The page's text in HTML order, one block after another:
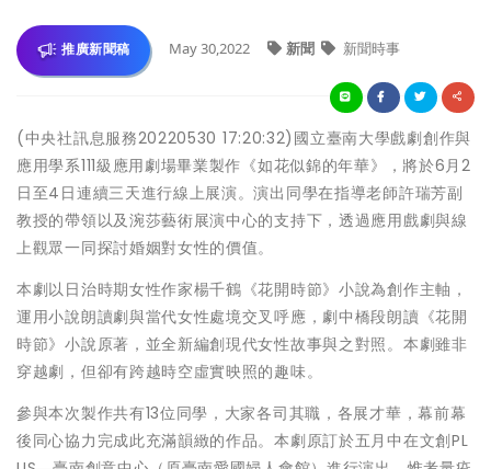
推廣新聞稿 May 30,2022 新聞 新聞時事
(中央社訊息服務20220530 17:20:32)國立臺南大學戲劇創作與
應用學系111級應用劇場畢業製作《如花似錦的年華》，將於6月2
日至4日連續三天進行線上展演。演出同學在指導老師許瑞芳副
教授的帶領以及涴莎藝術展演中心的支持下，透過應用戲劇與線
上觀眾一同探討婚姻對女性的價值。
本劇以日治時期女性作家楊千鶴《花開時節》小說為創作主軸，
運用小說朗讀劇與當代女性處境交叉呼應，劇中橋段朗讀《花開
時節》小說原著，並全新編創現代女性故事與之對照。本劇雖非
穿越劇，但卻有跨越時空虛實映照的趣味。
參與本次製作共有13位同學，大家各司其職，各展才華，幕前幕
後同心協力完成此充滿韻緻的作品。本劇原訂於五月中在文創PL